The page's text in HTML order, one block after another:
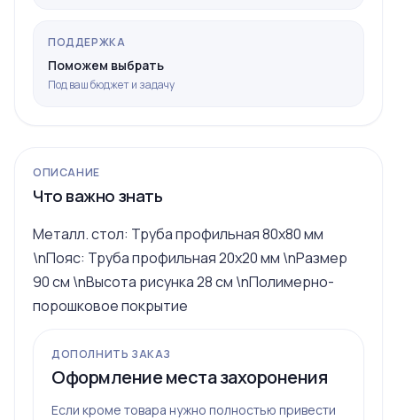
ПОДДЕРЖКА
Поможем выбрать
Под ваш бюджет и задачу
ОПИСАНИЕ
Что важно знать
Металл. стол: Труба профильная 80x80 мм
\nПояс: Труба профильная 20x20 мм \nРазмер
90 см \nВысота рисунка 28 см \nПолимерно-
порошковое покрытие
ДОПОЛНИТЬ ЗАКАЗ
Оформление места захоронения
Если кроме товара нужно полностью привести